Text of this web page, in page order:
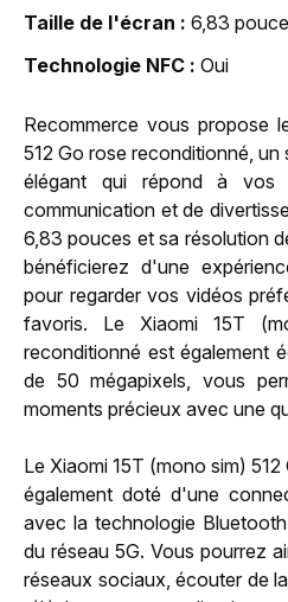
Taille de l'écran
6,83
Technologie NFC
Oui
Recommerce vous propose
512 Go rose reconditionné,
élégant qui répond à vos
communication et de
6,83 pouces et sa résolution
bénéficierez d'une
pour regarder vos vidéos
favoris. Le Xiaomi 15T
reconditionné est également
de 50 mégapixels, vous
moments précieux avec une
Le Xiaomi 15T (mono sim)
également doté d'une
avec la technologie
du réseau 5G. Vous pourrez
réseaux sociaux, écouter de